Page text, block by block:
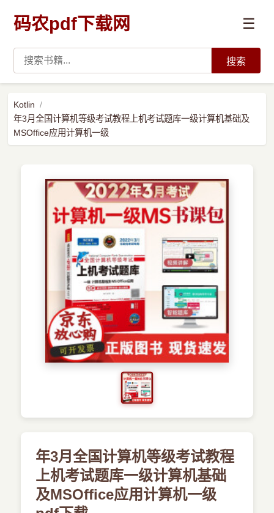
码农pdf下载网 ☰
数据科学与人工智能
预订书籍
搜索
Kotlin
年3月全国计算机等级考试教程上机考试题库一级计算机基础及
MSOffice应用计算机一级
年3月全国计算机等级考试教程
上机考试题库一级计算机基础
及MSOffice应用计算机一级